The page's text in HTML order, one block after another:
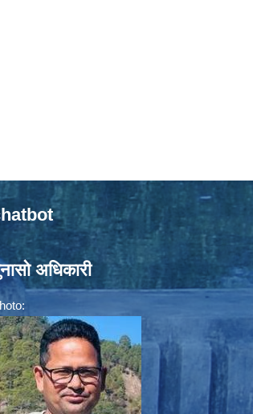
अधिकारी